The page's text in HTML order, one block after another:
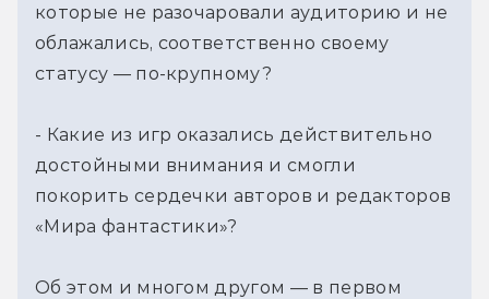
которые не разочаровали аудиторию и не
облажались, соответственно своему
статусу — по-крупному?
- Какие из игр оказались действительно
достойными внимания и смогли
покорить сердечки авторов и редакторов
«Мира фантастики»?
Об этом и многом другом — в первом